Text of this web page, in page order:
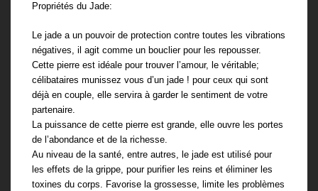
Propriétés du Jade:
Le jade a un pouvoir de protection contre toutes les vibrations
négatives, il agit comme un bouclier pour les repousser.
Cette pierre est idéale pour trouver l’amour, le véritable;
célibataires munissez vous d’un jade ! pour ceux qui sont
déjà en couple, elle servira à garder le sentiment de votre
partenaire.
La puissance de cette pierre est grande, elle ouvre les portes
de l’abondance et de la richesse.
Au niveau de la santé, entre autres, le jade est utilisé pour
les effets de la grippe, pour purifier les reins et éliminer les
toxines du corps. Favorise la grossesse, limite les problèmes